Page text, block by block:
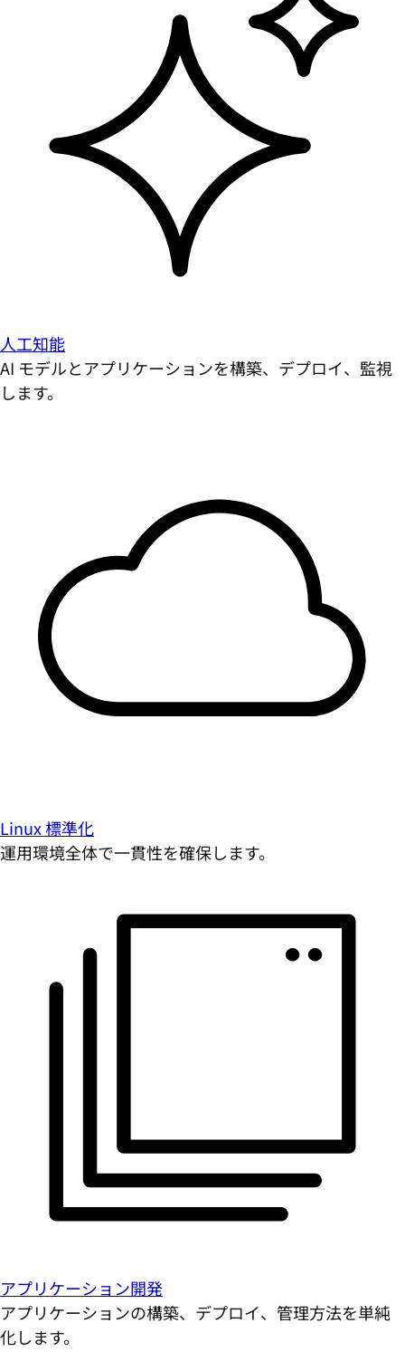
人工知能
AI モデルとアプリケーションを構築、デプロイ、監視
します。
Linux 標準化
運用環境全体で一貫性を確保します。
アプリケーション開発
アプリケーションの構築、デプロイ、管理方法を単純
化します。